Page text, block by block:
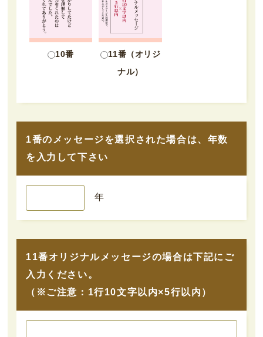
10番
11番（オリジ
ナル）
1番のメッセージを選択された場合は、年数
を入力して下さい
年
11番オリジナルメッセージの場合は下記にご
入力ください。
（※ご注意：1行10文字以内×5行以内）